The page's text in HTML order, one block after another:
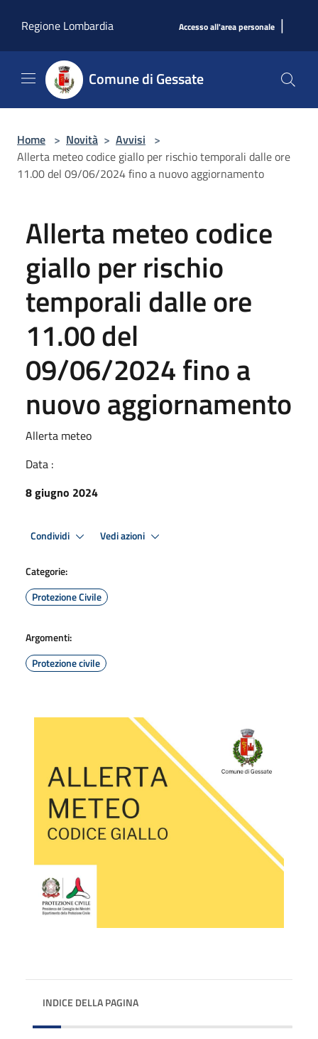
Regione Lombardia
Accesso all'area personale |
Comune di Gessate
Home > Novità > Avvisi >
Allerta meteo codice giallo per rischio temporali dalle ore
11.00 del 09/06/2024 fino a nuovo aggiornamento
Allerta meteo codice
giallo per rischio
temporali dalle ore
11.00 del
09/06/2024 fino a
nuovo aggiornamento
Allerta meteo
Data :
8 giugno 2024
Condividi Vedi azioni
Categorie:
Protezione Civile
Argomenti:
Protezione civile
INDICE DELLA PAGINA